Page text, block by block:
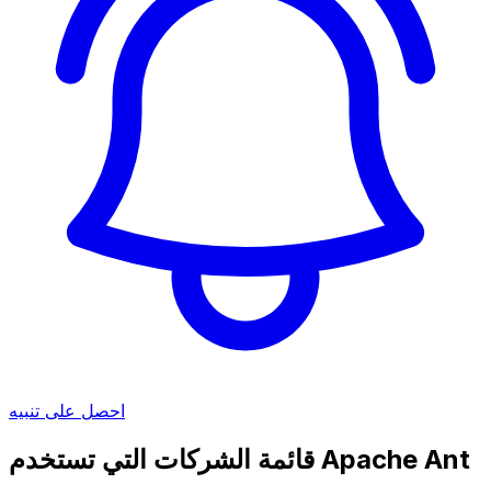
احصل على تنبيه
قائمة الشركات التي تستخدم Apache Ant